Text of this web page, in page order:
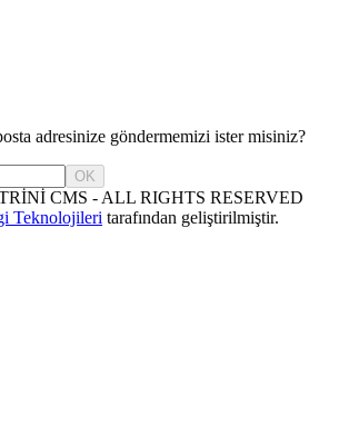
adresinize göndermemizi ister misiniz?
OK
CMS - ALL RIGHTS RESERVED
Teknolojileri tarafından geliştirilmiştir.